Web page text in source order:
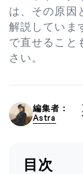
は、その原因
解説していま
で直せること
さい。
編集者：
Astra
目次